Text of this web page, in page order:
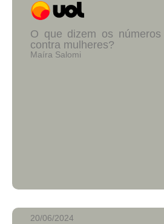
O que dizem os
contra mulheres?
Maíra Salomi
20/06/2024